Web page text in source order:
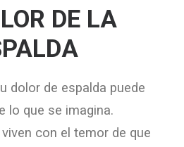
DE LA
dolor de espalda puede
lo que se imagina.
con el temor de que